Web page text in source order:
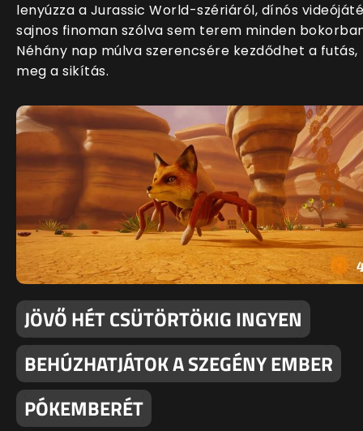
lenyúzza a Jurassic World-szériáról, dínós
sajnos finoman szólva sem terem minden
Néhány nap múlva szerencsére kezdődhet a futás,
meg a sikítás.
JÖVŐ HÉT CSÜTÖRTÖKIG INGYEN
BEHÚZHATJÁTOK A SZEGÉNY EMBER
PÓKEMBERÉT